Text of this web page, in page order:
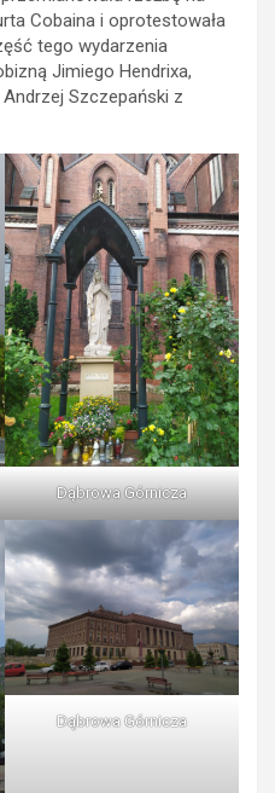
Cobaina i oprotestowała
tego wydarzenia
Jimiego Hendrixa,
Szczepański z
Dąbrowa Górnicza
Dąbrowa Górnicza